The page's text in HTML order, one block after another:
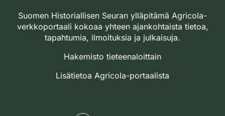
Suomen Historiallisen Seuran ylläpitämä Agricola-
verkkoportaali kokoaa yhteen ajankohtaista tietoa,
tapahtumia, ilmoituksia ja julkaisuja.
Hakemisto tieteenaloittain
Lisätietoa Agricola-portaalista